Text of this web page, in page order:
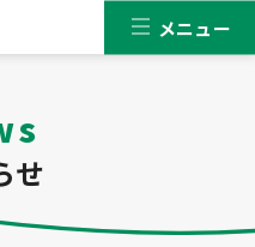
メニュー
せ